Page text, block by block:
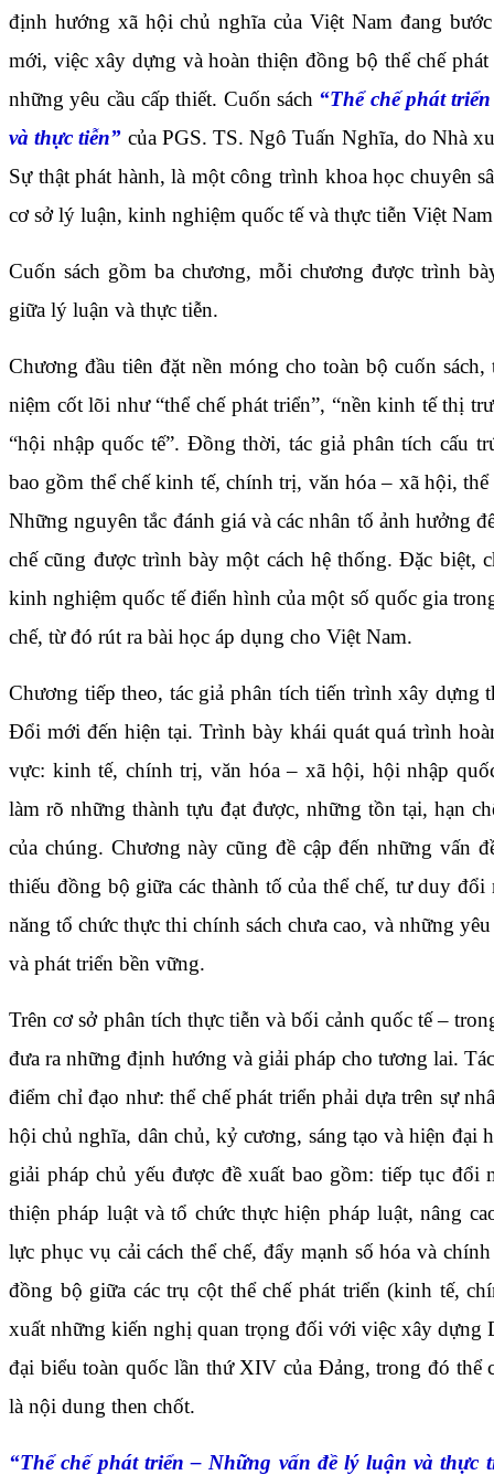
định hướng xã hội chủ nghĩa của Việt Nam đang
mới, việc xây dựng và hoàn thiện đồng bộ thể chế
những yêu cầu cấp thiết. Cuốn sách “Thể chế phát
và thực tiễn” của PGS. TS. Ngô Tuấn Nghĩa, do Nhà
Sự thật phát hành, là một công trình khoa học chuyên
cơ sở lý luận, kinh nghiệm quốc tế và thực tiễn Việt
Cuốn sách gồm ba chương, mỗi chương được trình
giữa lý luận và thực tiễn.
Chương đầu tiên đặt nền móng cho toàn bộ cuốn
niệm cốt lõi như “thể chế phát triển”, “nền kinh tế thị
“hội nhập quốc tế”. Đồng thời, tác giả phân tích cấu
bao gồm thể chế kinh tế, chính trị, văn hóa – xã hội,
Những nguyên tắc đánh giá và các nhân tố ảnh hưởng
chế cũng được trình bày một cách hệ thống. Đặc biệt,
kinh nghiệm quốc tế điển hình của một số quốc gia
chế, từ đó rút ra bài học áp dụng cho Việt Nam.
Chương tiếp theo, tác giả phân tích tiến trình xây dựng
Đổi mới đến hiện tại. Trình bày khái quát quá trình
vực: kinh tế, chính trị, văn hóa – xã hội, hội nhập
làm rõ những thành tựu đạt được, những tồn tại, hạn
của chúng. Chương này cũng đề cập đến những vấn
thiếu đồng bộ giữa các thành tố của thể chế, tư duy
năng tổ chức thực thi chính sách chưa cao, và những
và phát triển bền vững.
Trên cơ sở phân tích thực tiễn và bối cảnh quốc tế –
đưa ra những định hướng và giải pháp cho tương lai.
điểm chỉ đạo như: thể chế phát triển phải dựa trên sự
hội chủ nghĩa, dân chủ, kỷ cương, sáng tạo và hiện đại
giải pháp chủ yếu được đề xuất bao gồm: tiếp tục đổi
thiện pháp luật và tổ chức thực hiện pháp luật, nâng
lực phục vụ cải cách thể chế, đẩy mạnh số hóa và
đồng bộ giữa các trụ cột thể chế phát triển (kinh tế,
xuất những kiến nghị quan trọng đối với việc xây dựng
đại biểu toàn quốc lần thứ XIV của Đảng, trong đó thể
là nội dung then chốt.
“Thể chế phát triển – Những vấn đề lý luận và thực